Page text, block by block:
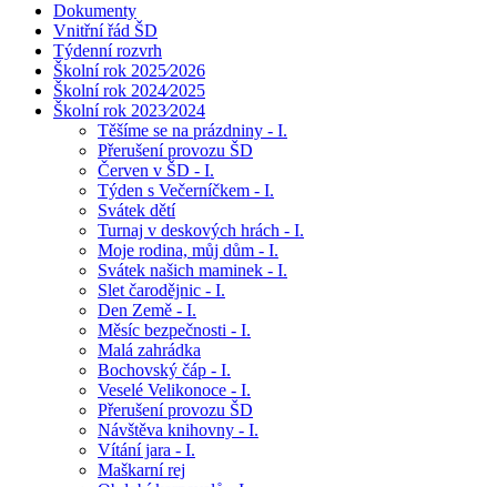
Dokumenty
Vnitřní řád ŠD
Týdenní rozvrh
Školní rok 2025⁄2026
Školní rok 2024⁄2025
Školní rok 2023⁄2024
Těšíme se na prázdniny - I.
Přerušení provozu ŠD
Červen v ŠD - I.
Týden s Večerníčkem - I.
Svátek dětí
Turnaj v deskových hrách - I.
Moje rodina, můj dům - I.
Svátek našich maminek - I.
Slet čarodějnic - I.
Den Země - I.
Měsíc bezpečnosti - I.
Malá zahrádka
Bochovský čáp - I.
Veselé Velikonoce - I.
Přerušení provozu ŠD
Návštěva knihovny - I.
Vítání jara - I.
Maškarní rej